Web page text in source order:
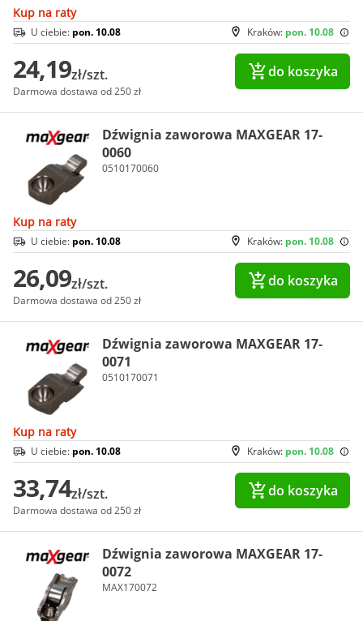
Kup na raty
Kraków: pon. 10.08
U ciebie: pon. 10.08
24,19zł/szt.
Darmowa dostawa od 250 zł
do koszyka
Dźwignia zaworowa MAXGEAR 17-
0060
0510170060
Kup na raty
Kraków: pon. 10.08
U ciebie: pon. 10.08
26,09zł/szt.
Darmowa dostawa od 250 zł
do koszyka
Dźwignia zaworowa MAXGEAR 17-
0071
0510170071
Kup na raty
Kraków: pon. 10.08
U ciebie: pon. 10.08
33,74zł/szt.
Darmowa dostawa od 250 zł
do koszyka
Dźwignia zaworowa MAXGEAR 17-
0072
MAX170072